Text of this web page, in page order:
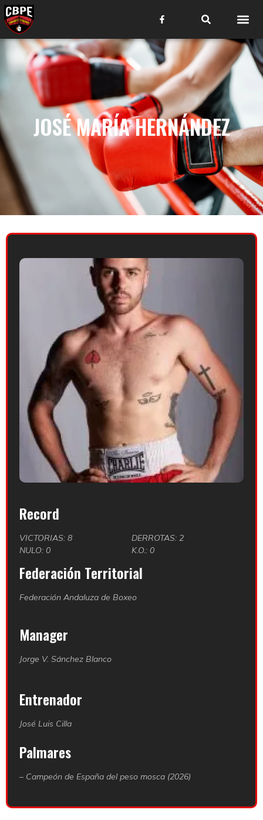
JOSÉ MARÍA HERNÁNDEZ
Record
VICTORIAS: 8
DERROTAS: 2
NULO: 0
K.O.: 0
Federación Territorial
Federación Andaluza de Boxeo
Manager
Jorge V. Sánchez Blanco
Entrenador
José Luis Cilla
Palmares
– Campeón de España del peso mosca (2026)